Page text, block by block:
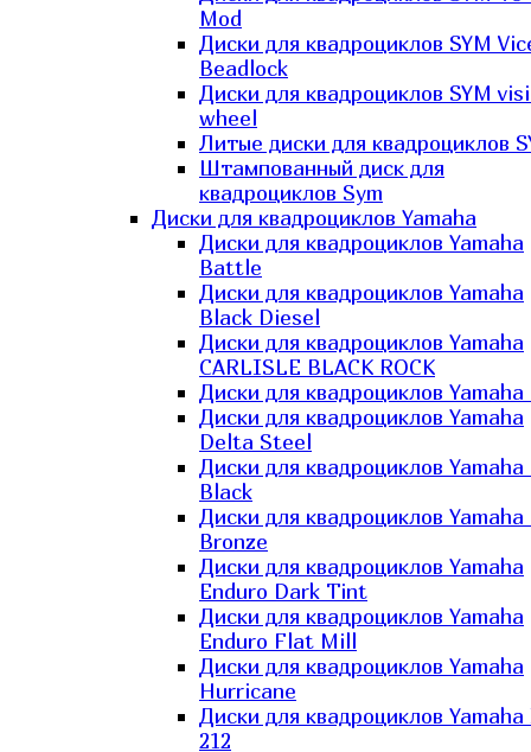
Mod
Диски для квадроциклов SYM
Beadlock
Диски для квадроциклов SYM
wheel
Литые диски для квадроциклов
Штампованный диск для
квадроциклов Sym
Диски для квадроциклов Yamaha
Диски для квадроциклов Yamaha
Battle
Диски для квадроциклов Yamaha
Black Diesel
Диски для квадроциклов Yamaha
CARLISLE BLACK ROCK
Диски для квадроциклов Yamaha
Диски для квадроциклов Yamaha
Delta Steel
Диски для квадроциклов
Black
Диски для квадроциклов
Bronze
Диски для квадроциклов Yamaha
Enduro Dark Tint
Диски для квадроциклов Yamaha
Enduro Flat Mill
Диски для квадроциклов Yamaha
Hurricane
Диски для квадроциклов
212